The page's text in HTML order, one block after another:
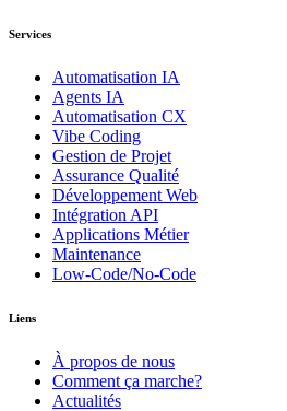
Services
Automatisation IA
Agents IA
Automatisation CX
Vibe Coding
Gestion de Projet
Assurance Qualité
Développement Web
Intégration API
Applications Métier
Maintenance
Low-Code/No-Code
Liens
À propos de nous
Comment ça marche?
Actualités